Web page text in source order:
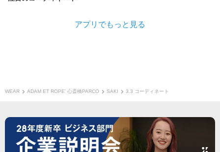
アプリでもっと見る
WEAR ADAM ET ROPE' 心斎橋PARCO SAKI 3.3 コーディネート